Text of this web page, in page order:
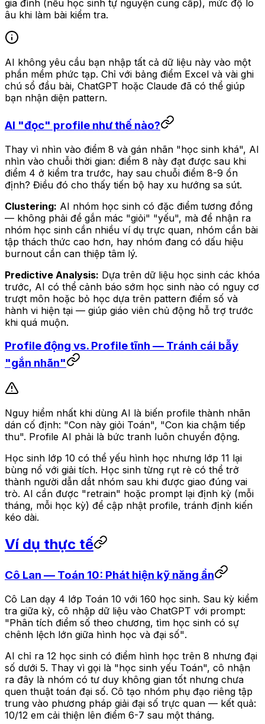
gia đình (nếu học sinh tự nguyện cung cấp), mức độ lo
âu khi làm bài kiểm tra.
AI không yêu cầu bạn nhập tất cả dữ liệu này vào một
phần mềm phức tạp. Chỉ với bảng điểm Excel và vài ghi
chú sổ đầu bài, ChatGPT hoặc Claude đã có thể giúp
bạn nhận diện pattern.
AI "đọc" profile như thế nào?
Thay vì nhìn vào điểm 8 và gán nhãn "học sinh khá", AI
nhìn vào chuỗi thời gian: điểm 8 này đạt được sau khi
điểm 4 ở kiểm tra trước, hay sau chuỗi điểm 8-9 ổn
định? Điều đó cho thấy tiến bộ hay xu hướng sa sút.
Clustering: AI nhóm học sinh có đặc điểm tương đồng
— không phải để gắn mác "giỏi" "yếu", mà để nhận ra
nhóm học sinh cần nhiều ví dụ trực quan, nhóm cần bài
tập thách thức cao hơn, hay nhóm đang có dấu hiệu
burnout cần can thiệp tâm lý.
Predictive Analysis: Dựa trên dữ liệu học sinh các khóa
trước, AI có thể cảnh báo sớm học sinh nào có nguy cơ
trượt môn hoặc bỏ học dựa trên pattern điểm số và
hành vi hiện tại — giúp giáo viên chủ động hỗ trợ trước
khi quá muộn.
Profile động vs. Profile tĩnh — Tránh cái bẫy
"gắn nhãn"
Nguy hiểm nhất khi dùng AI là biến profile thành nhãn
dán cố định: "Con này giỏi Toán", "Con kia chậm tiếp
thu". Profile AI phải là bức tranh luôn chuyển động.
Học sinh lớp 10 có thể yếu hình học nhưng lớp 11 lại
bùng nổ với giải tích. Học sinh từng rụt rè có thể trở
thành người dẫn dắt nhóm sau khi được giao đúng vai
trò. AI cần được "retrain" hoặc prompt lại định kỳ (mỗi
tháng, mỗi học kỳ) để cập nhật profile, tránh định kiến
kéo dài.
Ví dụ thực tế
Cô Lan — Toán 10: Phát hiện kỹ năng ẩn
Cô Lan dạy 4 lớp Toán 10 với 160 học sinh. Sau kỳ kiểm
tra giữa kỳ, cô nhập dữ liệu vào ChatGPT với prompt:
"Phân tích điểm số theo chương, tìm học sinh có sự
chênh lệch lớn giữa hình học và đại số".
AI chỉ ra 12 học sinh có điểm hình học trên 8 nhưng đại
số dưới 5. Thay vì gọi là "học sinh yếu Toán", cô nhận
ra đây là nhóm có tư duy không gian tốt nhưng chưa
quen thuật toán đại số. Cô tạo nhóm phụ đạo riêng tập
trung vào phương pháp giải đại số trực quan — kết quả:
10/12 em cải thiện lên điểm 6-7 sau một tháng.